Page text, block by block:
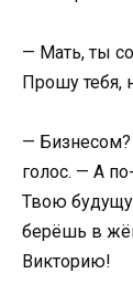
— Мать, ты
Прошу тебя,
—
голос. — А
Твою
берёшь в
Викторию!